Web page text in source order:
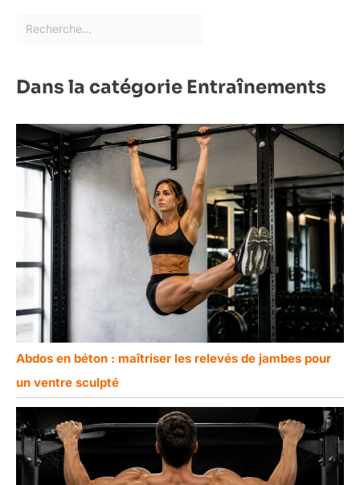
Dans la catégorie Entraînements
Abdos en béton : maîtriser les relevés de jambes pour
un ventre sculpté